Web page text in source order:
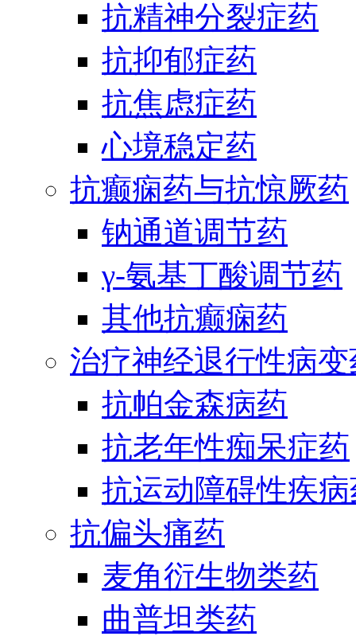
抗精神分裂症药
抗抑郁症药
抗焦虑症药
心境稳定药
抗癫痫药与抗惊厥药
钠通道调节药
γ-氨基丁酸调节药
其他抗癫痫药
治疗神经退行性病
抗帕金森病药
抗老年性痴呆症药
抗运动障碍性疾
抗偏头痛药
麦角衍生物类药
曲普坦类药